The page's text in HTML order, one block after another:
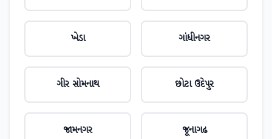
ખેડા ગાંધીનગર
ગીર સોમનાથ છોટા ઉદેપુર
જામનગર જૂનાગઢ